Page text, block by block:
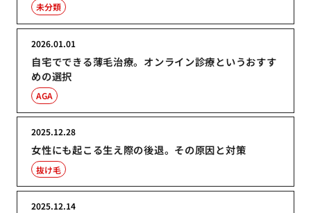
未分類
自宅でできる薄毛治療。オンライン診療というおすす
めの選択
2026.01.01
AGA
女性にも起こる生え際の後退。その原因と対策
2025.12.28
抜け毛
2025.12.14